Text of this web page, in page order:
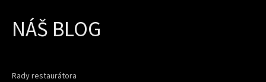
NÁŠ BLOG
Rady restaurátora